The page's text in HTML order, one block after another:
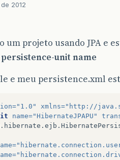
2012
um projeto usando JPA e
persistence-unit name
e meu persistence.xml
"1.0" xmlns="http://
name="HibernateJPAPU"